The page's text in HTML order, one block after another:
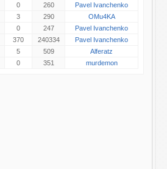
0 260
Pavel Ivanchenko
3 290
OMu4KA
0 247
Pavel Ivanchenko
370 240334
Pavel Ivanchenko
5 509
Alferatz
0 351 murdemon